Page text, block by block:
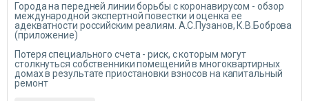
Города на передней линии борьбы с коронавирусом - обзор
международной экспертной повестки и оценка ее
адекватности российским реалиям. А.С.Пузанов, К.В.Боброва
(приложение)
Потеря специального счета - риск, с которым могут
столкнуться собственники помещений в многоквартирных
домах в результате приостановки взносов на капитальный
ремонт